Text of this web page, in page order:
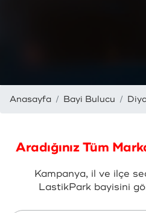
Anasayfa Bayi Bulucu
Aradığınız Tüm
Kampanya, il ve ilçe
LastikPark bayisini